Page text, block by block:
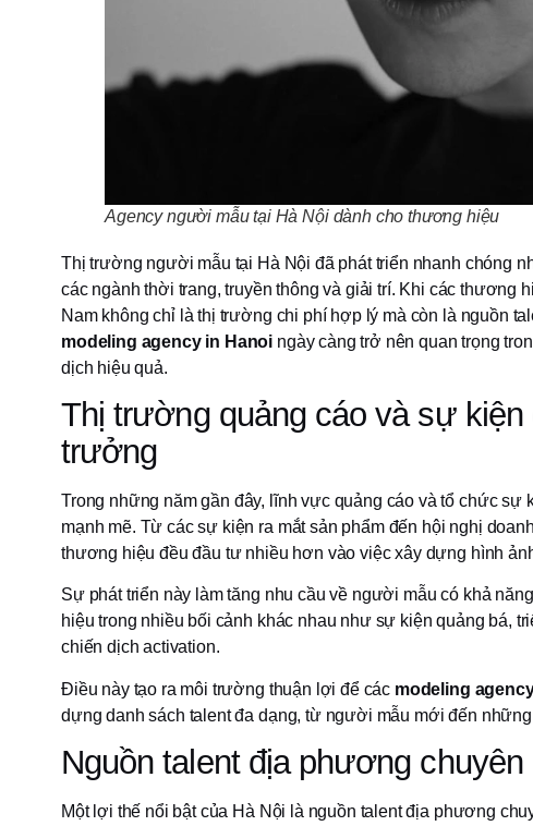
Agency người mẫu tại Hà Nội dành cho thương hiệu
Thị trường người mẫu tại Hà Nội đã phát triển nhanh chóng
các ngành thời trang, truyền thông và giải trí. Khi các thương
Nam không chỉ là thị trường chi phí hợp lý mà còn là nguồn
modeling agency in Hanoi ngày càng trở nên quan trọng
dịch hiệu quả.
Thị trường quảng cáo và sự kiện
trưởng
Trong những năm gần đây, lĩnh vực quảng cáo và tổ chức sự
mạnh mẽ. Từ các sự kiện ra mắt sản phẩm đến hội nghị
thương hiệu đều đầu tư nhiều hơn vào việc xây dựng hình
Sự phát triển này làm tăng nhu cầu về người mẫu có khả
hiệu trong nhiều bối cảnh khác nhau như sự kiện quảng bá,
chiến dịch activation.
Điều này tạo ra môi trường thuận lợi để các modeling
dựng danh sách talent đa dạng, từ người mẫu mới đến
Nguồn talent địa phương chuyên
Một lợi thế nổi bật của Hà Nội là nguồn talent địa phương